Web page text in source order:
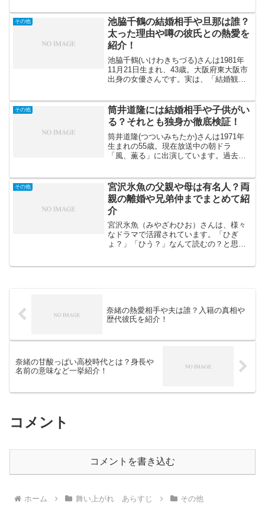
「風、薫る」にも出演予定で、柴田万作
役です。以前も一話だけでし...
その他
池脇千鶴の結婚相手や旦那は誰？
太った理由や噂の彼氏との熱愛を
紹介！
池脇千鶴(いけわきちづる)さんは1981年
11月21日生まれ、43歳。大阪府東大阪市
出身の女優さんです。実は、「結婚観や
技派女優さんです。2025年度後期NHK連
続テレ...
その他
筒井道隆には結婚相手や子供がい
る？それとも独身か徹底検証！
筒井道隆(つついみちたか)さんは1971年
生まれの55歳。現在放送中の朝ドラ
「風、薫る」に出演しています。過去に
日から放送中のドラマ「ボーダレス～広
域移動捜査...
その他
宮沢氷魚の父親や母は有名人？両
親の離婚や兄弟仲までまとめて紹
介
宮沢氷魚（みやざわひお）さんは、様々
なドラマで活躍されています。「ひぎ
ょ？」「ひう？」なんて読むの？と思う
奈緒の熱愛相手や夫は誰？入籍の真相や
歴代彼氏を紹介！
奈緒の甘酸っぱい高校時代とは？身長や
名前の意味など一挙紹介！
コメント
コメントを書き込む
ホーム 舞い上がれ あらすじ その他